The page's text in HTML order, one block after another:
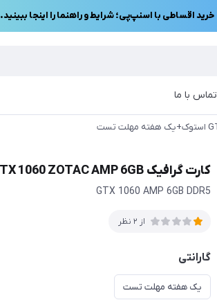
خرید اقساطی با اسنپ‌پی؛ شرایط و راهنما را اینجا ببینید.
تماس با ما
کارت گرافیک GTX 1060 ZOTAC AMP 6GB استوک+یک هفته مهلت تست
GTX 1060 AMP 6GB DDR5
از 2 نظر
گارانتی
یک هفته مهلت تست